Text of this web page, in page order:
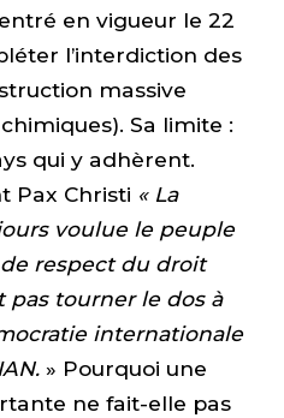
en vigueur le 22
l’interdiction des
massive
Sa limite :
qui y adhèrent.
Pax Christi « La
voulue le peuple
respect du droit
tourner le dos à
internationale
» Pourquoi une
ne fait-elle pas